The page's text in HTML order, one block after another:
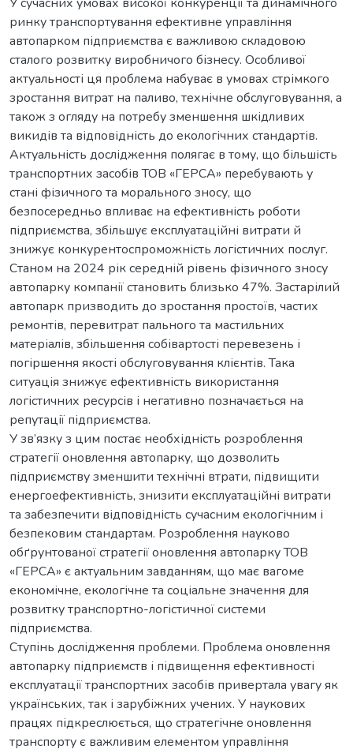
ринку транспортування ефективне управління
автопарком підприємства є важливою складовою
сталого розвитку виробничого бізнесу. Особливої
актуальності ця проблема набуває в умовах стрімкого
зростання витрат на паливо, технічне обслуговування, а
також з огляду на потребу зменшення шкідливих
викидів та відповідність до екологічних стандартів.
Актуальність дослідження полягає в тому, що більшість
транспортних засобів ТОВ «ГЕРСА» перебувають у
стані фізичного та морального зносу, що
безпосередньо впливає на ефективність роботи
підприємства, збільшує експлуатаційні витрати й
знижує конкурентоспроможність логістичних послуг.
Станом на 2024 рік середній рівень фізичного зносу
автопарку компанії становить близько 47%. Застарілий
автопарк призводить до зростання простоїв, частих
ремонтів, перевитрат пального та мастильних
матеріалів, збільшення собівартості перевезень і
погіршення якості обслуговування клієнтів. Така
ситуація знижує ефективність використання
логістичних ресурсів і негативно позначається на
репутації підприємства.
У зв’язку з цим постає необхідність розроблення
стратегії оновлення автопарку, що дозволить
підприємству зменшити технічні втрати, підвищити
енергоефективність, знизити експлуатаційні витрати
та забезпечити відповідність сучасним екологічним і
безпековим стандартам. Розроблення науково
обґрунтованої стратегії оновлення автопарку ТОВ
«ГЕРСА» є актуальним завданням, що має вагоме
економічне, екологічне та соціальне значення для
розвитку транспортно-логістичної системи
підприємства.
Ступінь дослідження проблеми. Проблема оновлення
автопарку підприємств і підвищення ефективності
експлуатації транспортних засобів привертала увагу як
українських, так і зарубіжних учених. У наукових
працях підкреслюється, що стратегічне оновлення
транспорту є важливим елементом управління